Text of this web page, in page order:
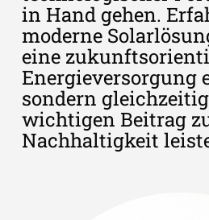
in Hand gehen.
moderne
eine
Energieversorgung
sondern
wichtigen Beitrag
Nachhaltigkeit